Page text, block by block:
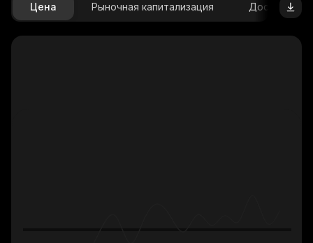
Цена Рыночная капитализация Доступное